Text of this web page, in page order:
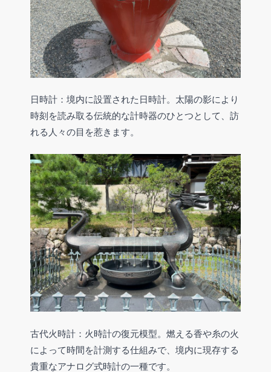
日時計：境内に設置された日時計。太陽の影により
時刻を読み取る伝統的な計時器のひとつとして、訪
れる人々の目を惹きます。
古代火時計：火時計の復元模型。燃える香や糸の火
によって時間を計測する仕組みで、境内に現存する
貴重なアナログ式時計の一種です。